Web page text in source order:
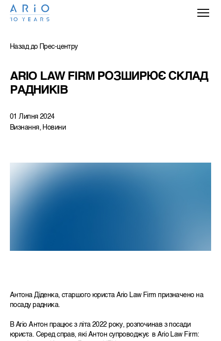
Назад до Прес-центру
ARIO LAW FIRM РОЗШИРЮЄ СКЛАД
РАДНИКІВ
Визнання, Новини
01 Липня 2024
Антона Діденка, старшого юриста Ario Law Firm призначено на
посаду радника.
В Ario Антон працює з літа 2022 року, розпочинав з посади
юриста. Серед справ, які Антон супроводжує в Ario Law Firm: